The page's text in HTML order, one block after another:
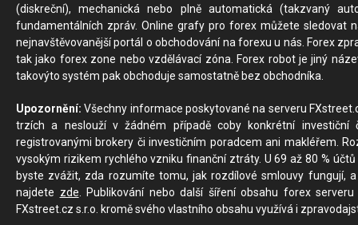
(diskreční), mechanická nebo plně automatická (takzvaný
fundamentálních zpráv. Online grafy pro forex můžete sledovat
nejnavštěvovanější portál o obchodování na forexu u nás. Forex
tak jako forex zone nebo vzdělávací zóna. Forex robot je jiný
takovýto systém pak obchoduje samostatně bez obchodníka.
Upozornění: Všechny informace poskytované na serveru
trzích a neslouží v žádném případě coby konkrétní investiční
registrovanými brokery či investičním poradcem ani makléřem.
vysokým rizikem rychlého vzniku finanční ztráty. U 69 až 80 %
byste zvážit, zda rozumíte tomu, jak rozdílové smlouvy fungují,
najdete zde. Publikování nebo další šíření obsahu forex
FXstreet.cz s.r.o. kromě svého vlastního obsahu využívá i